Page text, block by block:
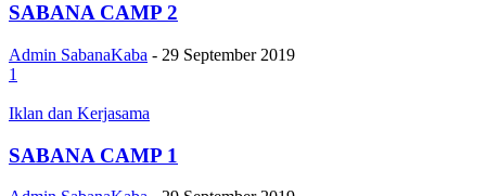
SABANA CAMP 2
Admin SabanaKaba - 29 September 2019
1
Iklan dan Kerjasama
SABANA CAMP 1